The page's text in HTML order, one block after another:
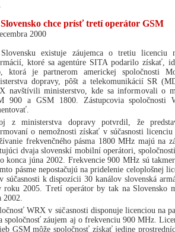
chce prísť tretí operátor GSM
2000
existuje záujemca o tretiu
ktoré sa agentúre SITA podarilo získať,
ktorá je partnerom americkej spoločnosti
dopravy, pôšt a telekomunikácií SR
navštívili ministerstvo, kde sa informovali o
900 a GSM 1800. Zástupcovia spoločnosti
z ministerstva dopravy potvrdil, že
o nemožnosti získať v súčasnosti
frekvenčného pásma 1800 MHz majú na
dvaja slovenskí mobilní operátori,
konca júna 2002. Frekvencie 900 MHz sú
pásme nepostačujú na pridelenie celoplošnej
súčasnosti k dispozícii 30 kanálov slovenská
roku 2005. Tretí operátor by tak na Slovensko
2002.
WRX v súčasnosti disponuje licenciou na
spoločnosť záujem aj o frekvenciu 900 MHz.
GSM môže spoločnosť získať jedine